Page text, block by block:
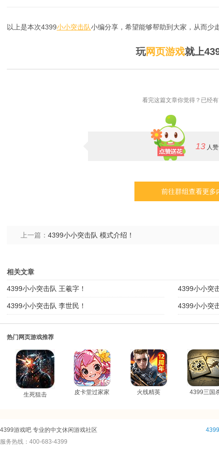
以上是本次4399小小突击队小编分享，希望能够帮助到大家，从而少
玩网页游戏就上
看完这篇文章你觉得？已经
13 人
前往群组查看更多
上一篇： 4399小小突击队 模式介绍！
相关文章
4399小小突击队 王羲字！ 4399小小突
4399小小突击队 李世民！ 4399小小突
热门网页游戏推荐
生死狙击 皮卡堂过家家 火线精英 4399三国
4399游戏吧 专业的中文休闲游戏社区
服务热线：400-683-4399